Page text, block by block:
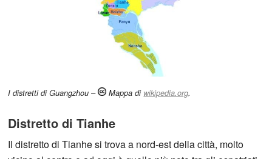
I distretti di Guangzhou – Mappa di wikipedia.org.
Distretto di Tianhe
Il distretto di Tianhe si trova a nord-est della città, molto